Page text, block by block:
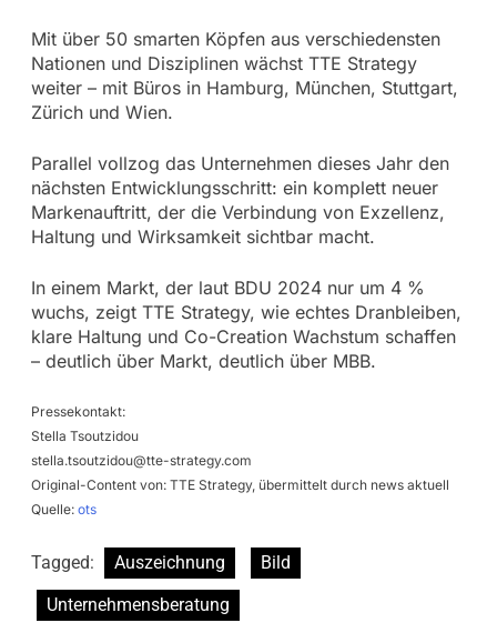
Mit über 50 smarten Köpfen aus verschiedensten
Nationen und Disziplinen wächst TTE Strategy
weiter – mit Büros in Hamburg, München, Stuttgart,
Zürich und Wien.
Parallel vollzog das Unternehmen dieses Jahr den
nächsten Entwicklungsschritt: ein komplett neuer
Markenauftritt, der die Verbindung von Exzellenz,
Haltung und Wirksamkeit sichtbar macht.
In einem Markt, der laut BDU 2024 nur um 4 %
wuchs, zeigt TTE Strategy, wie echtes Dranbleiben,
klare Haltung und Co-Creation Wachstum schaffen
– deutlich über Markt, deutlich über MBB.
Pressekontakt:
Stella Tsoutzidou
stella.tsoutzidou@tte-strategy.com
Original-Content von: TTE Strategy, übermittelt durch news aktuell
Quelle: ots
Tagged: Auszeichnung
Bild
Unternehmensberatung